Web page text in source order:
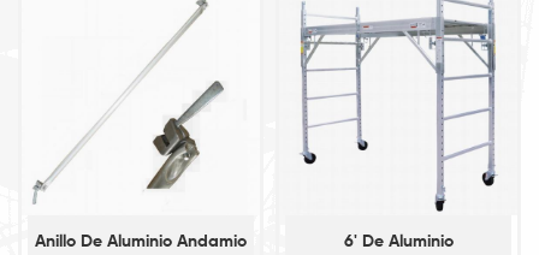
Anillo De Aluminio Andamio
6' De Aluminio